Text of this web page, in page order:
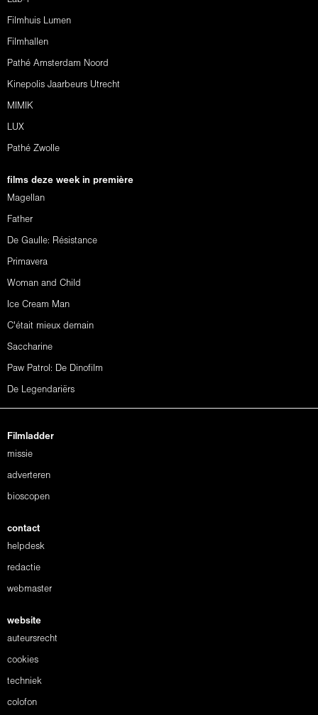
Filmhuis Lumen
Filmhallen
Pathé Amsterdam Noord
Kinepolis Jaarbeurs Utrecht
MIMIK
LUX
Pathé Zwolle
films deze week in première
Magellan
Father
De Gaulle: Résistance
Primavera
Woman and Child
Ice Cream Man
C'était mieux demain
Saccharine
Paw Patrol: De Dinofilm
De Legendariërs
Filmladder
missie
adverteren
bioscopen
contact
helpdesk
redactie
webmaster
website
auteursrecht
cookies
techniek
colofon